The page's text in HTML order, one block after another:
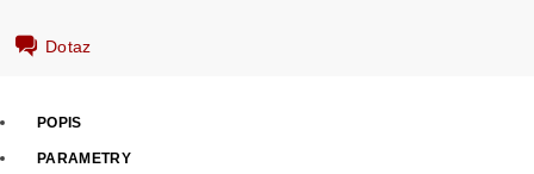
Dotaz
POPIS
PARAMETRY